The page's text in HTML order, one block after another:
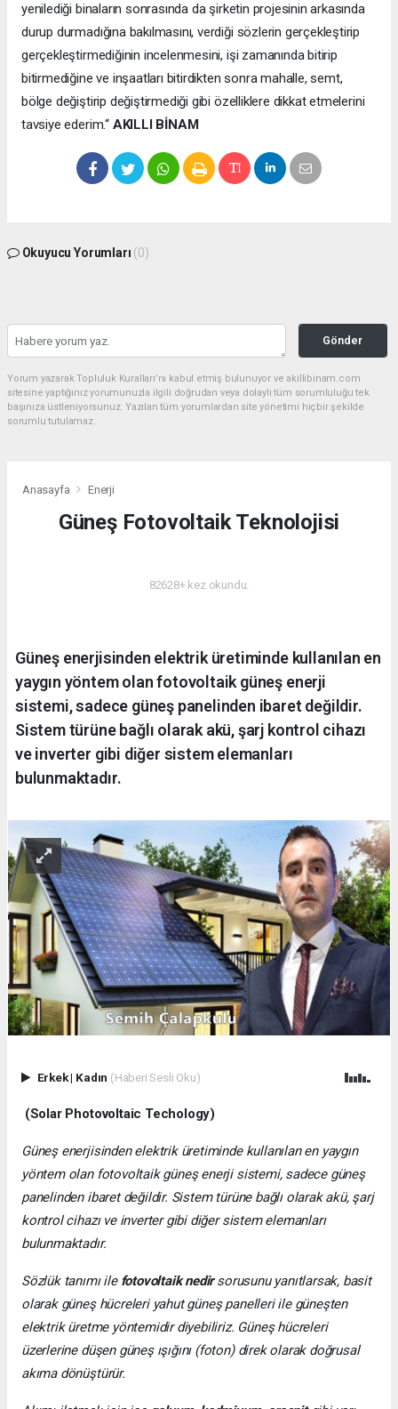
yenilediği binaların sonrasında da şirketin projesinin arkasında
durup durmadığına bakılmasını, verdiği sözlerin gerçekleştirip
gerçekleştirmediğinin incelenmesini, işi zamanında bitirip
bitirmediğine ve inşaatları bitirdikten sonra mahalle, semt,
bölge değiştirip değiştirmediği gibi özelliklere dikkat etmelerini
tavsiye ederim.“ AKILLI BİNAM
Okuyucu Yorumları (0)
Gönder
Yorum yazarak Topluluk Kuralları’nı kabul etmiş bulunuyor ve akillibinam.com
sitesine yaptığınız yorumunuzla ilgili doğrudan veya dolaylı tüm sorumluluğu tek
başınıza üstleniyorsunuz. Yazılan tüm yorumlardan site yönetimi hiçbir şekilde
sorumlu tutulamaz.
Anasayfa Enerji
Güneş Fotovoltaik Teknolojisi
82628+ kez okundu.
Güneş enerjisinden elektrik üretiminde kullanılan en
yaygın yöntem olan fotovoltaik güneş enerji
sistemi, sadece güneş panelinden ibaret değildir.
Sistem türüne bağlı olarak akü, şarj kontrol cihazı
ve inverter gibi diğer sistem elemanları
bulunmaktadır.
Erkek| Kadın (Haberi Sesli Oku)
(Solar Photovoltaic Techology)
Güneş enerjisinden elektrik üretiminde kullanılan en yaygın
yöntem olan fotovoltaik güneş enerji sistemi, sadece güneş
panelinden ibaret değildir. Sistem türüne bağlı olarak akü, şarj
kontrol cihazı ve inverter gibi diğer sistem elemanları
bulunmaktadır.
Sözlük tanımı ile fotovoltaik nedirsorusunu yanıtlarsak, basit
olarak güneş hücreleri yahut güneş panelleri ile güneşten
elektrik üretme yöntemidir diyebiliriz. Güneş hücreleri
üzerlerine düşen güneş ışığını (foton) direk olarak doğrusal
akıma dönüştürür.